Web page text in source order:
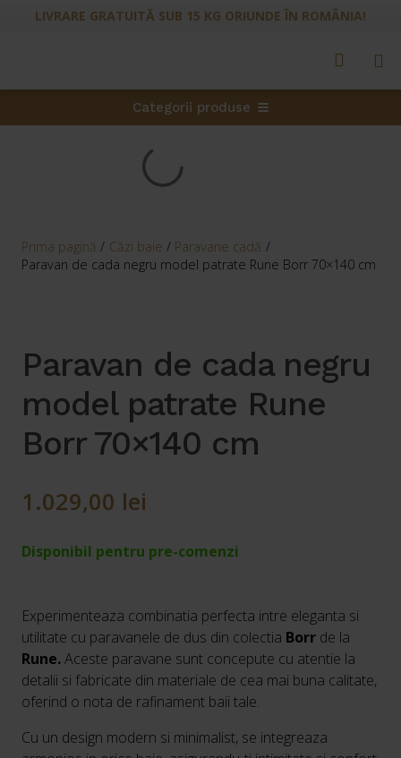
LIVRARE GRATUITĂ SUB 15 KG ORIUNDE ÎN ROMÂNIA!
Categorii produse
Prima pagină / Căzi baie / Paravane cadă /
Paravan de cada negru model patrate Rune Borr 70×140 cm
Paravan de cada negru
model patrate Rune
Borr 70×140 cm
1.029,00 lei
Disponibil pentru pre-comenzi
Experimenteaza combinatia perfecta intre eleganta si
utilitate cu paravanele de dus din colectia Borr de la
Rune.Aceste paravane sunt concepute cu atentie la
detalii si fabricate din materiale de cea mai buna calitate,
oferind o nota de rafinament baii tale.
Cu un design modern si minimalist, se integreaza